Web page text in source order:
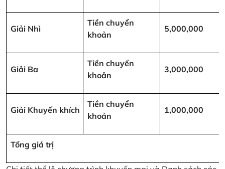
Giải Nhì
Tiền chuyển
khoản
5,000,000
Giải Ba
Tiền chuyển
khoản
3,000,000
Giải Khuyến khích
Tiền chuyển
khoản
1,000,000
Tổng giá trị